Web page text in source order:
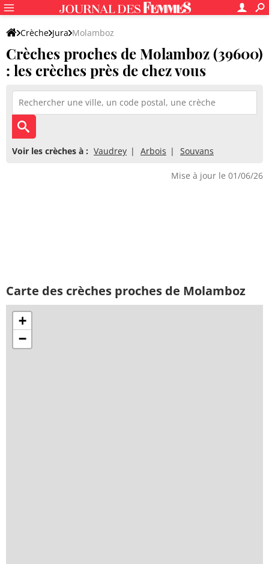
Crèche Jura Molamboz
Crèches proches de Molamboz (39600)
: les crèches près de chez vous
Voir les crèches à : Vaudrey Arbois Souvans
Mise à jour le 01/06/26
Carte des crèches proches de Molamboz
+
−